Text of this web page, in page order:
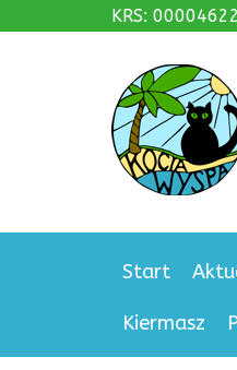
KRS:
Start
Kiermasz